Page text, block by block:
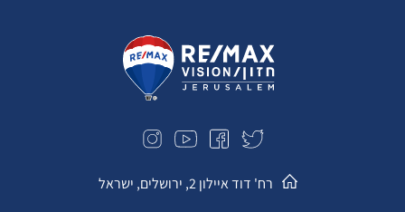
רח' דוד איילון 2, ירושלים, ישראל